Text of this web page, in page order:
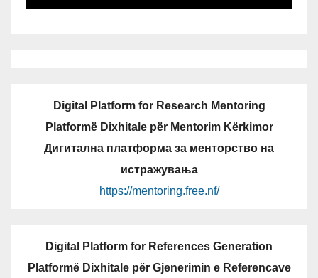
Digital Platform for Research Mentoring
Platformë Dixhitale për Mentorim Kërkimor
Дигитална платформа за менторство на
истражувања
https://mentoring.free.nf/
Digital Platform for References Generation
Platformë Dixhitale për Gjenerimin e Referencave